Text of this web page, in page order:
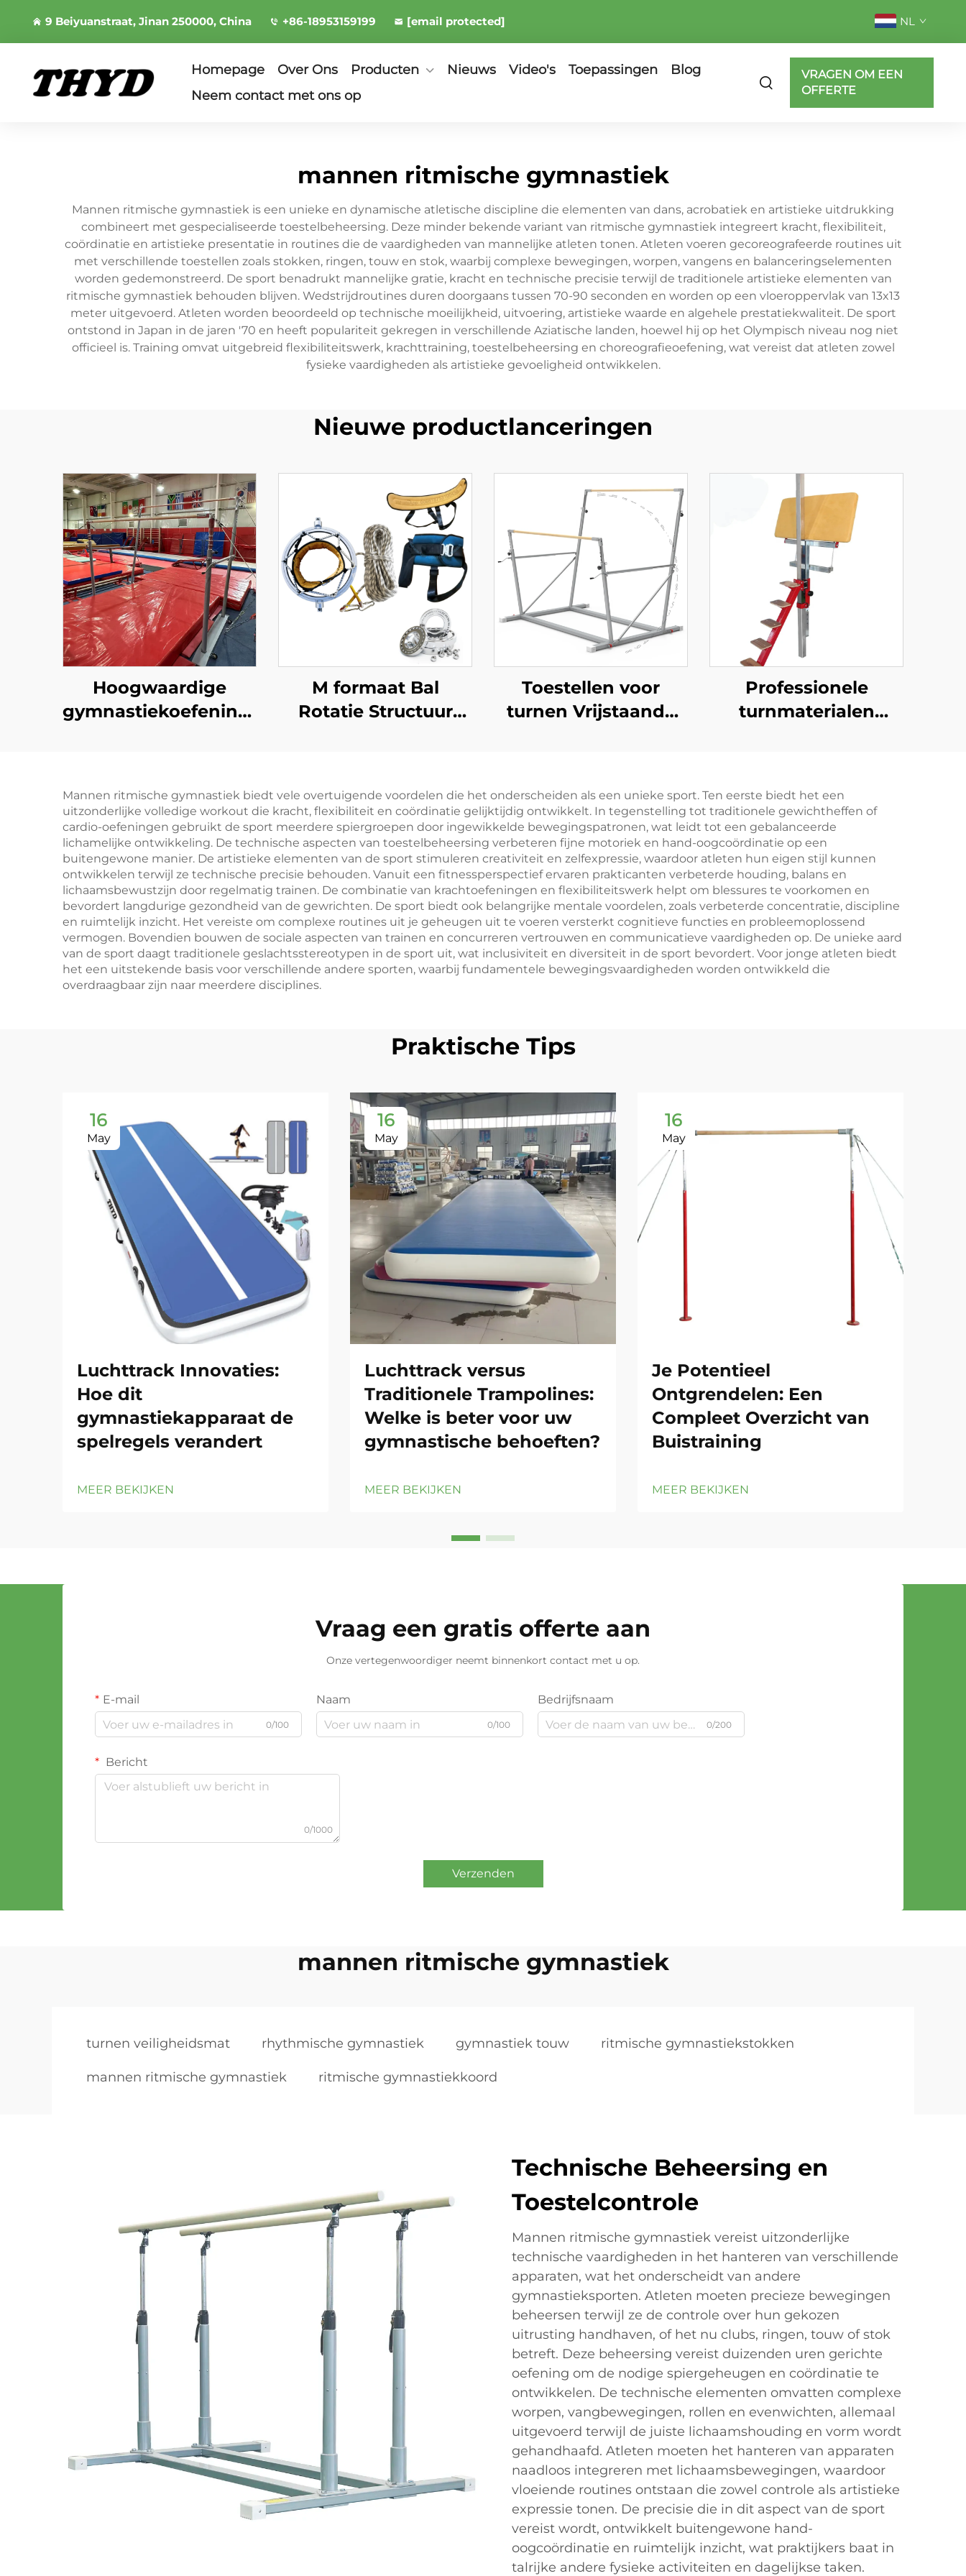
9 Beiyuanstraat, Jinan 250000, China +86-18953159199 [email protected] NL
Homepage Over Ons Producten Nieuws Video's Toepassingen
Blog
Neem contact met ons op
VRAGEN OM EEN
OFFERTE
mannen ritmische gymnastiek
Mannen ritmische gymnastiek is een unieke en dynamische atletische discipline die elementen van dans, acrobatiek en artistieke uitdrukking
combineert met gespecialiseerde toestelbeheersing. Deze minder bekende variant van ritmische gymnastiek integreert kracht, flexibiliteit,
coördinatie en artistieke presentatie in routines die de vaardigheden van mannelijke atleten tonen. Atleten voeren gecoreografeerde routines uit
met verschillende toestellen zoals stokken, ringen, touw en stok, waarbij complexe bewegingen, worpen, vangens en balanceringselementen
worden gedemonstreerd. De sport benadrukt mannelijke gratie, kracht en technische precisie terwijl de traditionele artistieke elementen van
ritmische gymnastiek behouden blijven. Wedstrijdroutines duren doorgaans tussen 70-90 seconden en worden op een vloeroppervlak van 13x13
meter uitgevoerd. Atleten worden beoordeeld op technische moeilijkheid, uitvoering, artistieke waarde en algehele prestatiekwaliteit. De sport
ontstond in Japan in de jaren '70 en heeft populariteit gekregen in verschillende Aziatische landen, hoewel hij op het Olympisch niveau nog niet
officieel is. Training omvat uitgebreid flexibiliteitswerk, krachttraining, toestelbeheersing en choreografieoefening, wat vereist dat atleten zowel
fysieke vaardigheden als artistieke gevoeligheid ontwikkelen.
Nieuwe productlanceringen
Hoogwaardige
gymnastiekoefeningen
M formaat Bal
Rotatie Structuur
voor Tumbling
Trampoline Duiken
Bungee Acrobatics
Toestellen voor
turnen Vrijstaande
Asymmetrische
Bomen voor Training
Professionele
turnmaterialen
Mannen ritmische gymnastiek biedt vele overtuigende voordelen die het onderscheiden als een unieke sport. Ten eerste biedt het een
uitzonderlijke volledige workout die kracht, flexibiliteit en coördinatie gelijktijdig ontwikkelt. In tegenstelling tot traditionele gewichtheffen of
cardio-oefeningen gebruikt de sport meerdere spiergroepen door ingewikkelde bewegingspatronen, wat leidt tot een gebalanceerde
lichamelijke ontwikkeling. De technische aspecten van toestelbeheersing verbeteren fijne motoriek en hand-oogcoördinatie op een
buitengewone manier. De artistieke elementen van de sport stimuleren creativiteit en zelfexpressie, waardoor atleten hun eigen stijl kunnen
ontwikkelen terwijl ze technische precisie behouden. Vanuit een fitnessperspectief ervaren prakticanten verbeterde houding, balans en
lichaamsbewustzijn door regelmatig trainen. De combinatie van krachtoefeningen en flexibiliteitswerk helpt om blessures te voorkomen en
bevordert langdurige gezondheid van de gewrichten. De sport biedt ook belangrijke mentale voordelen, zoals verbeterde concentratie, discipline
en ruimtelijk inzicht. Het vereiste om complexe routines uit je geheugen uit te voeren versterkt cognitieve functies en probleemoplossend
vermogen. Bovendien bouwen de sociale aspecten van trainen en concurreren vertrouwen en communicatieve vaardigheden op. De unieke aard
van de sport daagt traditionele geslachtsstereotypen in de sport uit, wat inclusiviteit en diversiteit in de sport bevordert. Voor jonge atleten biedt
het een uitstekende basis voor verschillende andere sporten, waarbij fundamentele bewegingsvaardigheden worden ontwikkeld die
overdraagbaar zijn naar meerdere disciplines.
Praktische Tips
16
May
Luchttrack Innovaties:
Hoe dit
gymnastiekapparaat de
spelregels verandert
MEER BEKIJKEN
16
May
Luchttrack versus
Traditionele Trampolines:
Welke is beter voor uw
gymnastische behoeften?
MEER BEKIJKEN
16
May
Je Potentieel
Ontgrendelen: Een
Compleet Overzicht van
Buistraining
MEER BEKIJKEN
Vraag een gratis offerte aan
Onze vertegenwoordiger neemt binnenkort contact met u op.
E-mail
0/100
Naam
0/100
Bedrijfsnaam
0/200
Bericht
0/1000
Verzenden
mannen ritmische gymnastiek
turnen veiligheidsmat rhythmische gymnastiek gymnastiek touw ritmische gymnastiekstokken
mannen ritmische gymnastiek ritmische gymnastiekkoord
Technische Beheersing en
Toestelcontrole
Mannen ritmische gymnastiek vereist uitzonderlijke
technische vaardigheden in het hanteren van verschillende
apparaten, wat het onderscheidt van andere
gymnastieksporten. Atleten moeten precieze bewegingen
beheersen terwijl ze de controle over hun gekozen
uitrusting handhaven, of het nu clubs, ringen, touw of stok
betreft. Deze beheersing vereist duizenden uren gerichte
oefening om de nodige spiergeheugen en coördinatie te
ontwikkelen. De technische elementen omvatten complexe
worpen, vangbewegingen, rollen en evenwichten, allemaal
uitgevoerd terwijl de juiste lichaamshouding en vorm wordt
gehandhaafd. Atleten moeten het hanteren van apparaten
naadloos integreren met lichaamsbewegingen, waardoor
vloeiende routines ontstaan die zowel controle als artistieke
expressie tonen. De precisie die in dit aspect van de sport
vereist wordt, ontwikkelt buitengewone hand-
oogcoördinatie en ruimtelijk inzicht, wat praktijkers baat in
talrijke andere fysieke activiteiten en dagelijkse taken.